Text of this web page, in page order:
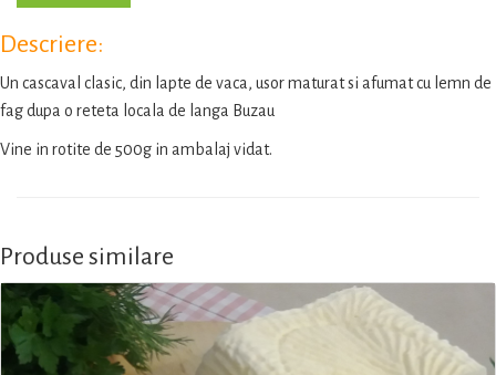
Descriere:
Un cascaval clasic, din lapte de vaca, usor maturat si afumat cu lemn de
fag dupa o reteta locala de langa Buzau
Vine in rotite de 500g in ambalaj vidat.
Produse similare